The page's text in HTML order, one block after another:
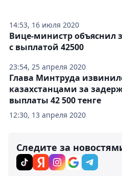
14:53, 16 июля 2020
23:54, 25 апреля 2020
Вице-министр объяснил
с выплатой 42500
12:30, 13 апреля 2020
Глава Минтруда
казахстанцами за
выплаты 42 500 тенге
Следите за